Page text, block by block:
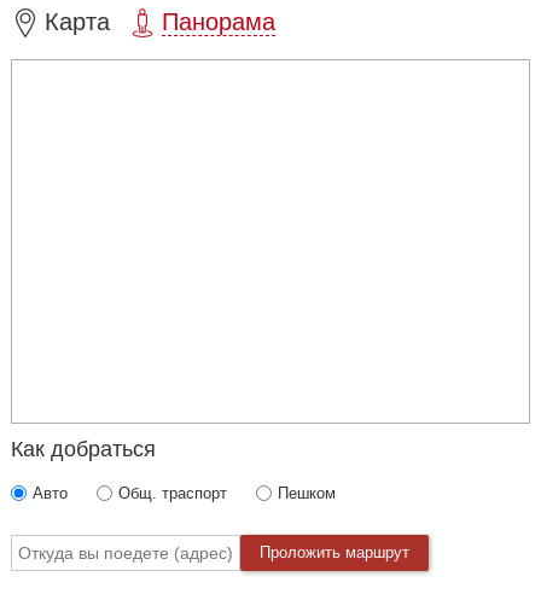
проводил в кабачке ночи напролет. Скучать было некогда.
Время пролетало незаметно за карточной игрой и
Карта Панорама
Как добраться
Авто Общ. траспорт Пешком
Проложить маршрут